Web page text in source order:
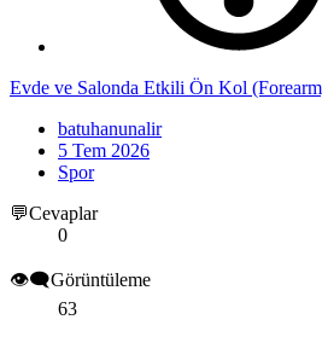
Evde ve Salonda Etkili Ön Kol
batuhanunalir
5 Tem 2026
Spor
💬Cevaplar
0
👁️‍🗨️Görüntüleme
63